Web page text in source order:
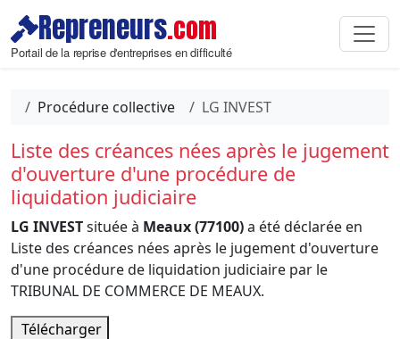
Repreneurs.com
Portail de la reprise d'entreprises en difficulté
Procédure collective LG INVEST
Liste des créances nées après le jugement
d'ouverture d'une procédure de
liquidation judiciaire
LG INVESTsituée à Meaux (77100)a été déclarée en
Liste des créances nées après le jugement d'ouverture
d'une procédure de liquidation judiciaire par le
TRIBUNAL DE COMMERCE DE MEAUX.
Télécharger